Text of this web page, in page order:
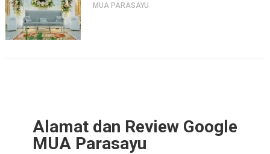
MUA PARASAYU
Alamat dan Review Google
MUA Parasayu